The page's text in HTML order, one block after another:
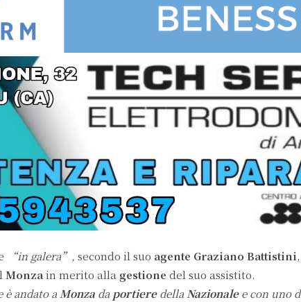
“in galera”, secondo il suo agente Graziano Battistini
Monza in merito alla gestione del suo assistito.
andato a Monza da portieredella Nazionalee con uno